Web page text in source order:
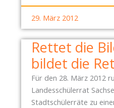
M
M
T
S
29. März 2012
Rettet die
bildet die
Für den 28. März 2012
Landesschülerrat
Stadtschülerräte zu